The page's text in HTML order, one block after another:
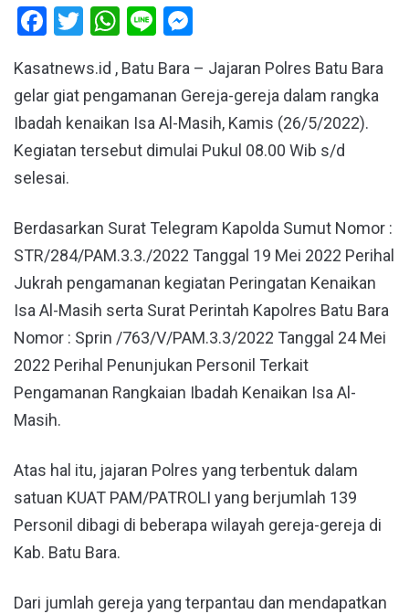
Facebook
Twitter
WhatsApp
Line
Kasatnews.id , Batu Bara – Jajaran Polres Batu Bara
gelar giat pengamanan Gereja-gereja dalam rangka
Ibadah kenaikan Isa Al-Masih, Kamis (26/5/2022).
Kegiatan tersebut dimulai Pukul 08.00 Wib s/d
selesai.
Berdasarkan Surat Telegram Kapolda Sumut Nomor :
STR/284/PAM.3.3./2022 Tanggal 19 Mei 2022 Perihal
Jukrah pengamanan kegiatan Peringatan Kenaikan
Isa Al-Masih serta Surat Perintah Kapolres Batu Bara
Nomor : Sprin /763/V/PAM.3.3/2022 Tanggal 24 Mei
2022 Perihal Penunjukan Personil Terkait
Pengamanan Rangkaian Ibadah Kenaikan Isa Al-
Masih.
Atas hal itu, jajaran Polres yang terbentuk dalam
satuan KUAT PAM/PATROLI yang berjumlah 139
Personil dibagi di beberapa wilayah gereja-gereja di
Kab. Batu Bara.
Dari jumlah gereja yang terpantau dan mendapatkan